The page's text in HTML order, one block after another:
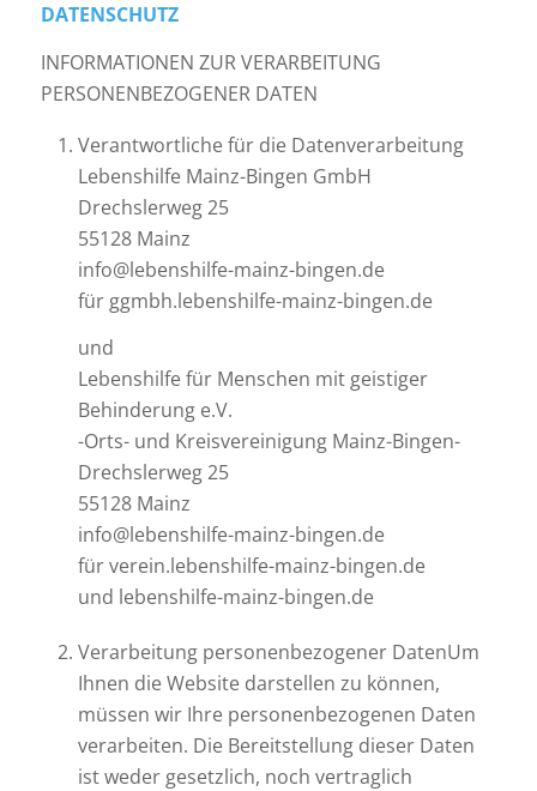
DATENSCHUTZ
INFORMATIONEN ZUR VERARBEITUNG
PERSONENBEZOGENER DATEN
Verantwortliche für die Datenverarbeitung
Lebenshilfe Mainz-Bingen GmbH
Drechslerweg 25
55128 Mainz
info@lebenshilfe-mainz-bingen.de
für ggmbh.lebenshilfe-mainz-bingen.de
und
Lebenshilfe für Menschen mit geistiger
Behinderung e.V.
-Orts- und Kreisvereinigung Mainz-Bingen-
Drechslerweg 25
55128 Mainz
info@lebenshilfe-mainz-bingen.de
für verein.lebenshilfe-mainz-bingen.de
und lebenshilfe-mainz-bingen.de
Verarbeitung personenbezogener DatenUm
Ihnen die Website darstellen zu können,
müssen wir Ihre personenbezogenen Daten
verarbeiten. Die Bereitstellung dieser Daten
ist weder gesetzlich, noch vertraglich